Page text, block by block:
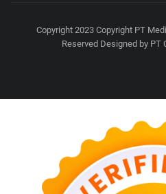
Copyright 2023 Copyright PT
Reserved Designed by PT